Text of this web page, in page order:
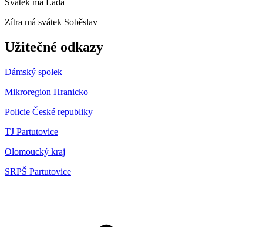
Svátek má Lada
Zítra má svátek Soběslav
Užitečné odkazy
Dámský spolek
Mikroregion Hranicko
Policie České republiky
TJ Partutovice
Olomoucký kraj
SRPŠ Partutovice